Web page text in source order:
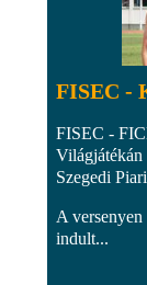
FISEC -
FISEC -
Világjátékán
Szegedi
A
indult...